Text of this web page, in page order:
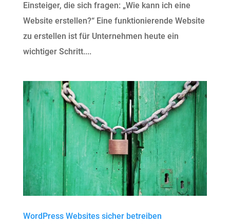
Einsteiger, die sich fragen: „Wie kann ich eine
Website erstellen?“ Eine funktionierende Website
zu erstellen ist für Unternehmen heute ein
wichtiger Schritt....
WordPress Websites sicher betreiben